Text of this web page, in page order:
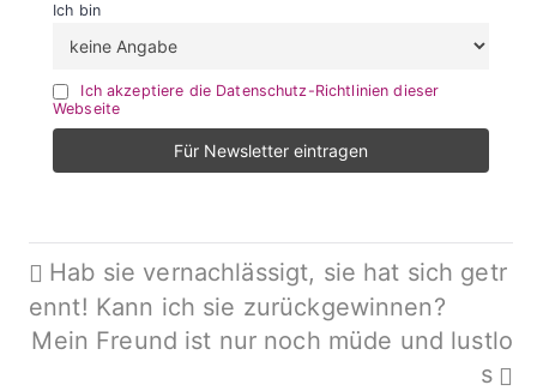
Ich bin
Ich akzeptiere die Datenschutz-Richtlinien dieser
Webseite
Beitragsnavigation
Hab sie vernachlässigt, sie hat sich getr
ennt! Kann ich sie zurückgewinnen?
Mein Freund ist nur noch müde und lustlo
s